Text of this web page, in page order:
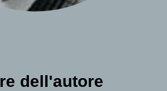
dell'autore